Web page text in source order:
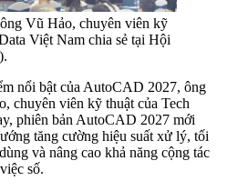
Vũ Hảo, chuyên viên kỹ
Việt Nam chia sẻ tại Hội
nổi bật của AutoCAD 2027, ông
chuyên viên kỹ thuật của Tech
phiên bản AutoCAD 2027 mới
tăng cường hiệu suất xử lý, tối
và nâng cao khả năng cộng tác
số.